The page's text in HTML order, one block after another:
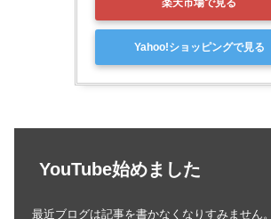
楽天市場で見る
Yahoo!ショッピングで見る
YouTube始めました
最近ブログは記事を書かなくなりすみません。